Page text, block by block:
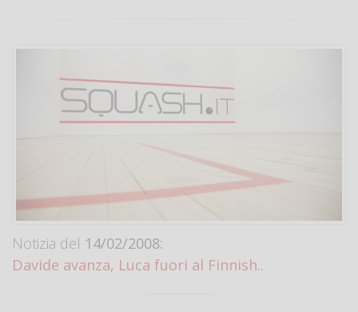
Notizia del 14/02/2008:
Davide avanza, Luca fuori al Finnish..